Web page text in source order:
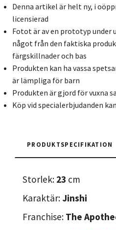
Denna artikel är helt ny, i
licensierad
Fotot är av en prototyp under
något från den faktiska
färgskillnader och bas
Produkten kan ha vassa
är lämpliga för barn
Produkten är gjord för vuxna
Köp vid specialerbjudanden
PRODUKTSPECIFIKATION
Storlek: 23 cm
Karaktär: Jinshi
Franchise: The